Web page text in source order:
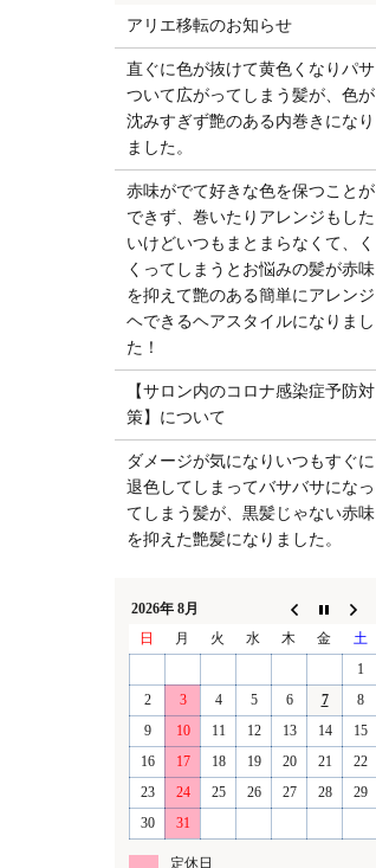
アリエ移転のお知らせ
直ぐに色が抜けて黄色くなりパサ
ついて広がってしまう髪が、色が
沈みすぎず艶のある内巻きになり
ました。
赤味がでて好きな色を保つことが
できず、巻いたりアレンジもした
いけどいつもまとまらなくて、く
くってしまうとお悩みの髪が赤味
を抑えて艶のある簡単にアレンジ
ヘできるヘアスタイルになりまし
た！
【サロン内のコロナ感染症予防対
策】について
ダメージが気になりいつもすぐに
退色してしまってバサバサになっ
てしまう髪が、黒髪じゃない赤味
を抑えた艶髪になりました。
2026年 8月
日
月 火 水 木 金
土
1
2
3 4 5 6 7
8
9
10 11 12 13 14
15
16
17 18 19 20 21
22
23
24 25 26 27 28
29
30
31
定休日